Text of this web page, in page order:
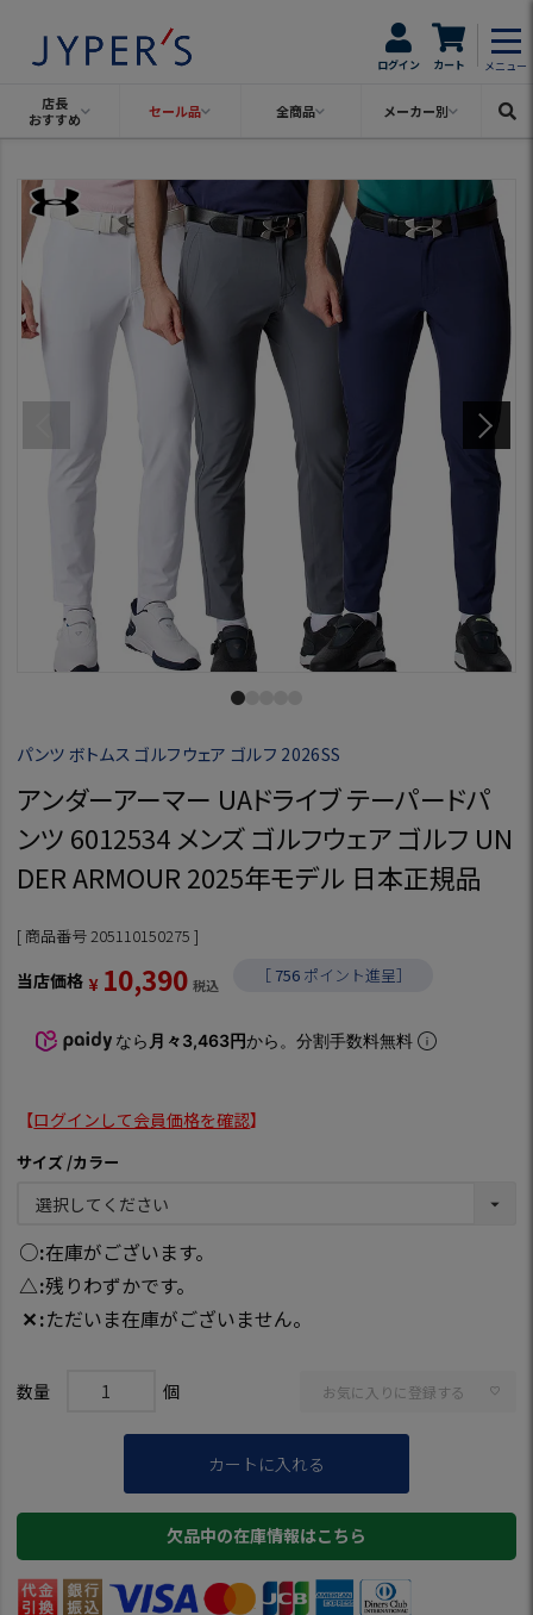
ログイン カート メニュー
店長
おすすめ
セール品 全商品 メーカー別
パンツ ボトムス ゴルフウェア ゴルフ 2026SS
アンダーアーマー UAドライブ テーパードパ
ンツ 6012534 メンズ ゴルフウェア ゴルフ UN
DER ARMOUR 2025年モデル 日本正規品
商品番号 205110150275
当店価格 ¥ 10,390 税込 ［ 756 ポイント進呈］
なら 月々3,463円から。分割手数料無料
【ログインして会員価格を確認】
サイズ カラー
○ 在庫がございます。
△ 残りわずかです。
✕ ただいま在庫がございません。
お気に入りに登録する
カートに入れる
欠品中の在庫情報はこちら